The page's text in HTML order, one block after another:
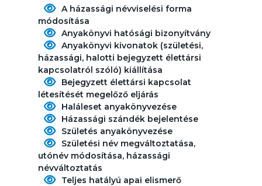
A házassági névviselési forma
módosítása
Anyakönyvi hatósági bizonyítvány
Anyakönyvi kivonatok (születési,
házassági, halotti bejegyzett élettársi
kapcsolatról szóló) kiállítása
Bejegyzett élettársi kapcsolat
létesítését megelőző eljárás
Haláleset anyakönyvezése
Házassági szándék bejelentése
Születés anyakönyvezése
Születési név megváltoztatása,
utónév módosítása, házassági
névváltoztatás
Teljes hatályú apai elismerő